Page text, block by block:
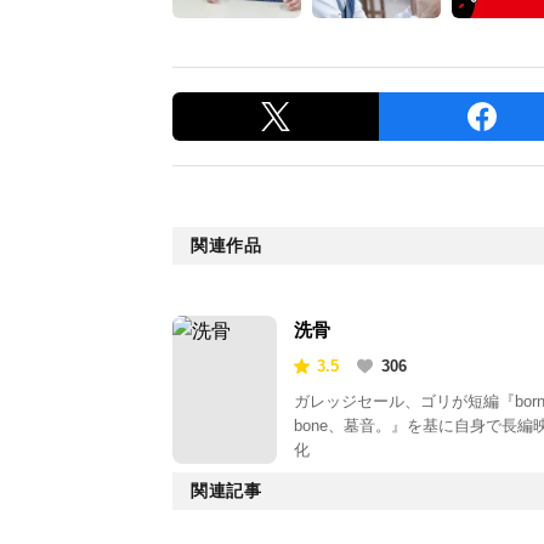
関連作品
洗骨
3.5
306
ガレッジセール、ゴリが短編『born
bone、墓音。』を基に自身で長編
化
関連記事